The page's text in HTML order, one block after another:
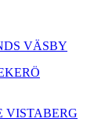
VÄSBY
VISTABERG